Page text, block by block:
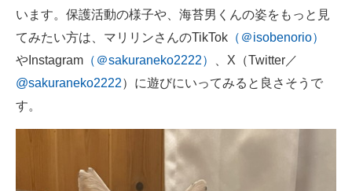
います。保護活動の様子や、海苔男くんの姿をもっと見
てみたい方は、マリリンさんのTikTok （＠isobenorio）
やInstagram （＠sakuraneko2222）
、X（Twitter／
@sakuraneko2222）に遊びにいってみると良さそうで
す。